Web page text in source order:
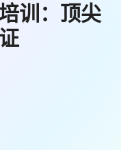
训：顶尖